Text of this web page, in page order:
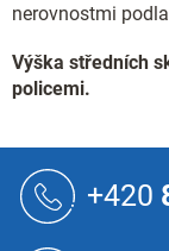
nerovnostmi
Výška středních
policemi.
+420